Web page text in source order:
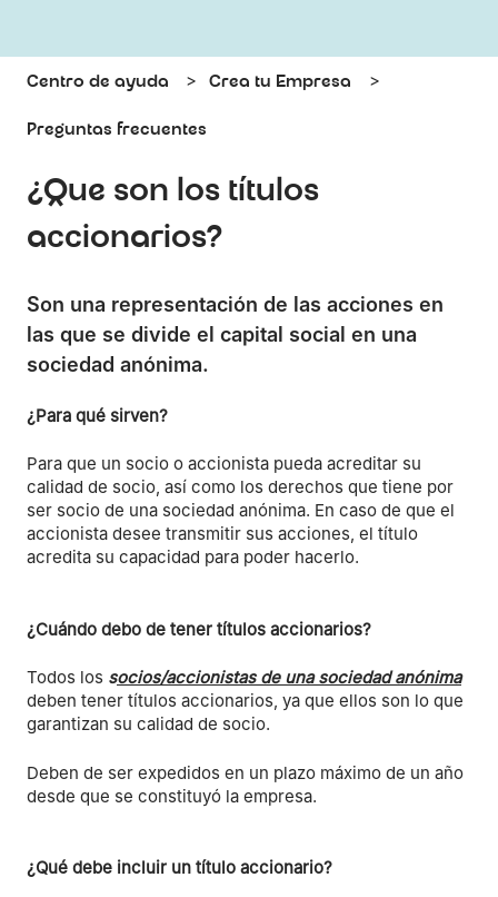
Centro de ayuda Crea tu Empresa
Preguntas frecuentes
¿Que son los títulos
accionarios?
Son una representación de las acciones en
las que se divide el capital social en una
sociedad anónima.
¿Para qué sirven?
Para que un socio o accionista pueda acreditar su
calidad de socio, así como los derechos que tiene por
ser socio de una sociedad anónima. En caso de que el
accionista desee transmitir sus acciones, el título
acredita su capacidad para poder hacerlo.
¿Cuándo debo de tener títulos accionarios?
Todos los socios/accionistas de una sociedad anónima
deben tener títulos accionarios, ya que ellos son lo que
garantizan su calidad de socio.
Deben de ser expedidos en un plazo máximo de un año
desde que se constituyó la empresa.
¿Qué debe incluir un título accionario?